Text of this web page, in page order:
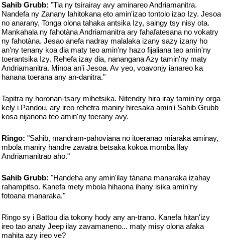
Sahib Grubb: "Tia ny tsirairay avy aminareo Andriamanitra.
Nandefa ny Zanany lahitokana eto amin'izao tontolo izao Izy. Jesoa
no anarany, Tonga olona tahaka antsika Izy, saingy tsy nisy ota.
Mankahala ny fahotàna Andriamanitra ary fahafatesana no vokatry
ny fahotàna. Jesao anefa nadray malalaka izany sazy izany ho
an'ny tenany koa dia maty teo amin'ny hazo fijaliana teo amin'ny
toerantsika Izy. Rehefa izay dia, nanangana Azy tamin'ny maty
Andriamanitra. Minoa an'i Jesoa. Av yeo, voavonjy ianareo ka
hanana toerana any an-danitra."
Tapitra ny horonan-tsary mihetsika. Nitendry hira iray tamin'ny orga
kely i Pandou, ary ireo rehetra maniry hiresaka amin'i Sahib Grubb
kosa nijanona teo amin'ny toerany avy.
Ringo: "Sahib, mandram-pahoviana no itoeranao miaraka aminay,
mbola maniry handre zavatra betsaka kokoa momba Ilay
Andriamanitrao aho."
Sahib Grubb: "Handeha any amin'ilay tànana manaraka izahay
rahampitso. Kanefa mety mbola hihaona ihany isika amin'ny
fotoana manaraka."
Ringo sy i Battou dia tokony hody any an-trano. Kanefa hitan'izy
ireo tao anaty Jeep ilay zavamaneno... maty misy olona afaka
mahita azy ireo ve?